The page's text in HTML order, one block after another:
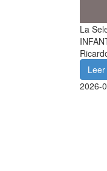
La
2026-